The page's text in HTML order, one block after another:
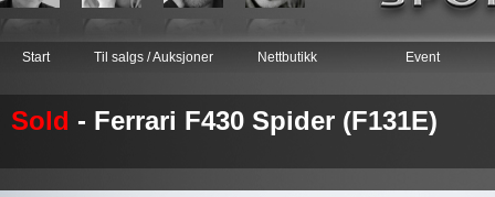
Start Til salgs / Auksjoner Nettbutikk Event
Sold - Ferrari F430 Spider (F131E)